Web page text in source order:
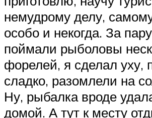
немудрому делу,
особо и некогда. За
поймали рыболовы
форелей, я сделал уху,
сладко, разомлели на
Ну, рыбалка вроде
домой. А тут к месту